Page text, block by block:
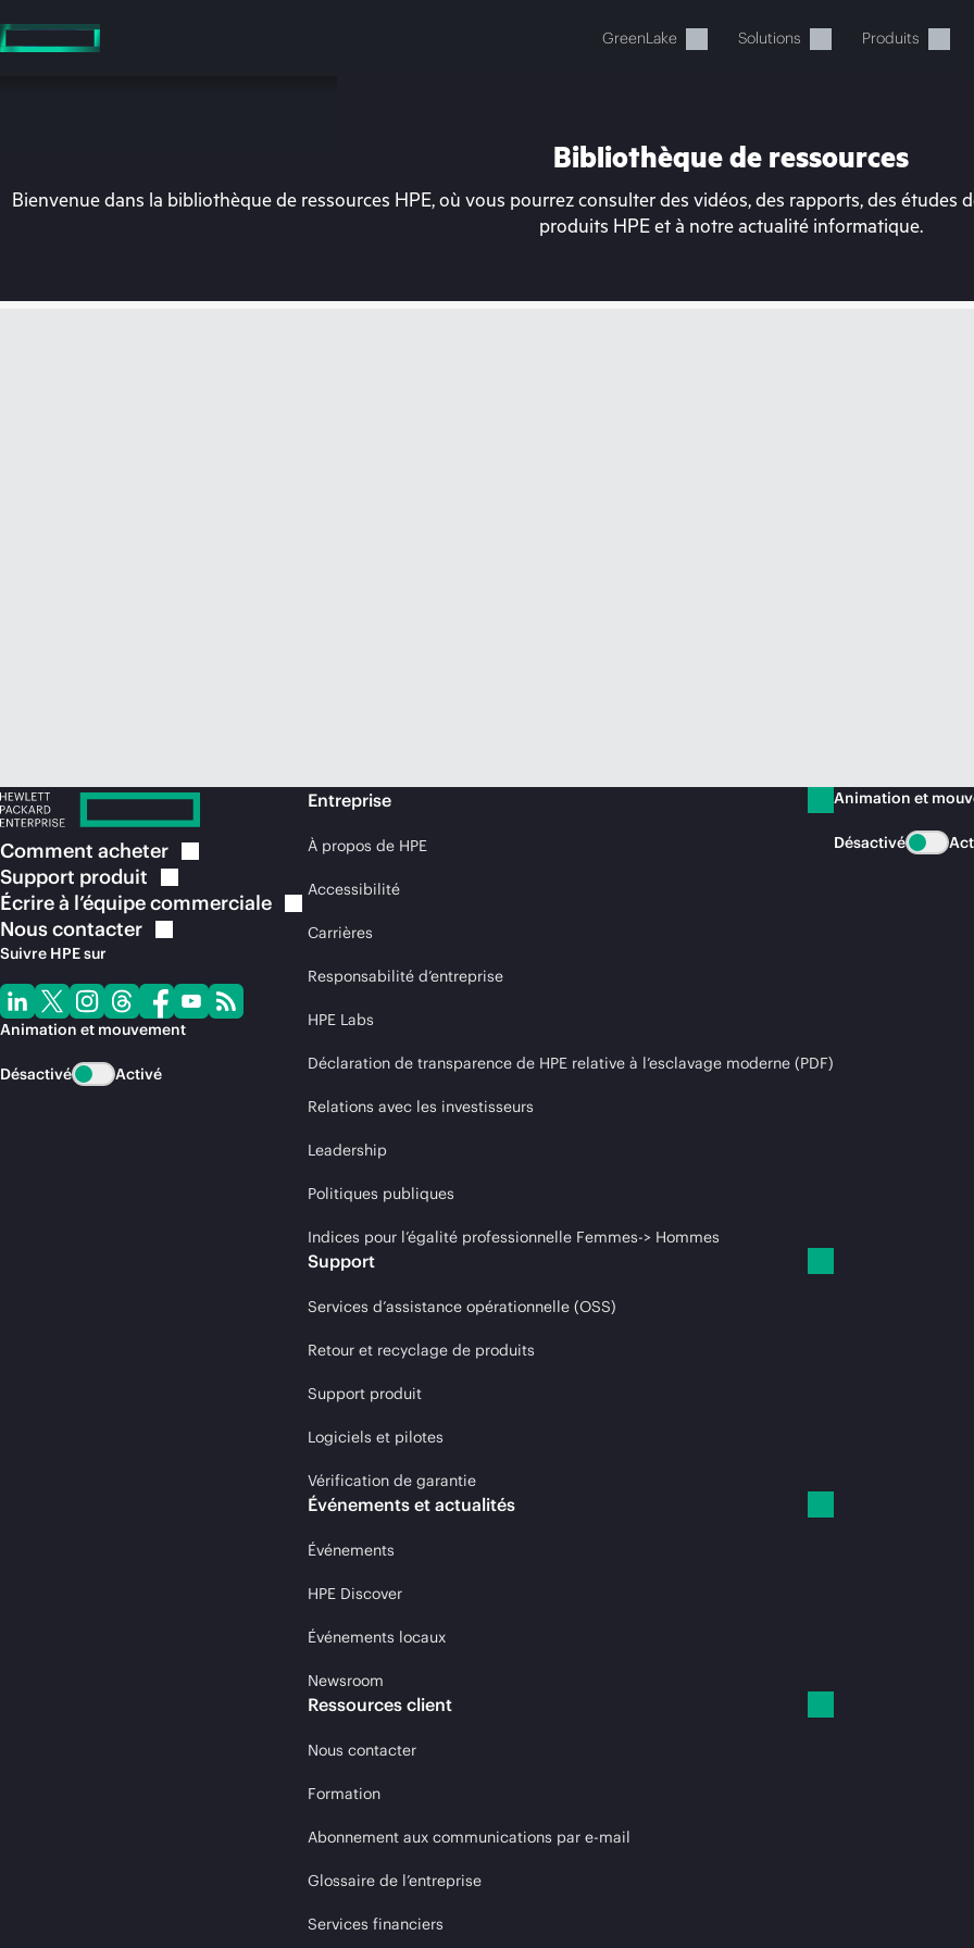
au
contenu
GreenLake Solutions Produits
Votre panier est actuellement
Bibliothèque de ressources
Bienvenue dans la bibliothèque de ressources HPE, où vous pourrez consulter des vidéos, des rapports, des études
produits HPE et à notre actualité informatique.
Comment acheter
Support produit
Écrire à l’équipecommerciale
Nouscontacter
Suivre HPE sur
Animation et mouvement
Désactivé Activé
Entreprise
À propos de HPE
Accessibilité
Carrières
Responsabilité d’entreprise
HPE Labs
Déclaration de transparence de HPE relative à l’esclavage moderne (PDF)
Relations avec les investisseurs
Leadership
Politiques publiques
Indices pour l’égalité professionnelle Femmes-> Hommes
Support
Services d’assistance opérationnelle (OSS)
Retour et recyclage de produits
Support produit
Logiciels et pilotes
Vérification de garantie
Événements et actualités
Événements
HPE Discover
Événements locaux
Newsroom
Ressources client
Nous contacter
Formation
Abonnement aux communications par e-mail
Glossaire de l’entreprise
Services financiers
Animation et
Désactivé